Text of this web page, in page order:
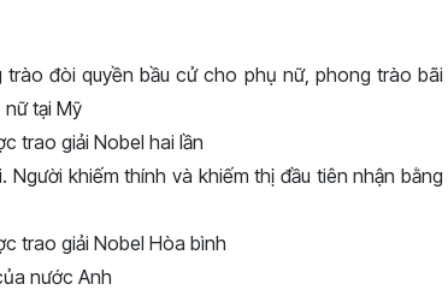
đòi quyền bầu cử cho phụ nữ, phong trào bãi
tại Mỹ
trao giải Nobel hai lần
khiếm thính và khiếm thị đầu tiên nhận bằng
trao giải Nobel Hòa bình
nước Anh